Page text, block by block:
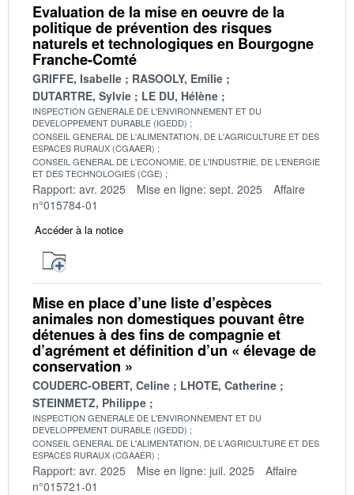
Evaluation de la mise en oeuvre de la
politique de prévention des risques
naturels et technologiques en Bourgogne
Franche-Comté
GRIFFE, Isabelle
RASOOLY, Emilie
DUTARTRE, Sylvie
LE DU, Hélène
INSPECTION GENERALE DE L'ENVIRONNEMENT ET DU
DEVELOPPEMENT DURABLE (IGEDD)
CONSEIL GENERAL DE L'ALIMENTATION, DE L'AGRICULTURE ET DES
ESPACES RURAUX (CGAAER)
CONSEIL GENERAL DE L'ECONOMIE, DE L'INDUSTRIE, DE L'ENERGIE
ET DES TECHNOLOGIES (CGE)
Rapport: avr. 2025 Mise en ligne: sept. 2025
Affaire
n°015784-01
Accéder à la notice
Mise en place d’une liste d’espèces
animales non domestiques pouvant être
détenues à des fins de compagnie et
d’agrément et définition d’un « élevage de
conservation »
COUDERC-OBERT, Celine
LHOTE, Catherine
STEINMETZ, Philippe
INSPECTION GENERALE DE L'ENVIRONNEMENT ET DU
DEVELOPPEMENT DURABLE (IGEDD)
CONSEIL GENERAL DE L'ALIMENTATION, DE L'AGRICULTURE ET DES
ESPACES RURAUX (CGAAER)
Rapport: avr. 2025 Mise en ligne: juil. 2025
Affaire
n°015721-01